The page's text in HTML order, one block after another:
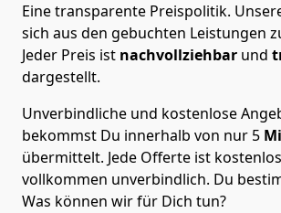
Eine transparente Preispolitik.
sich aus den gebuchten Leistungen
Jeder Preis ist nachvollziehbar und
dargestellt.
Unverbindliche und kostenlose
bekommst Du innerhalb von nur 5
übermittelt. Jede Offerte ist
vollkommen unverbindlich. Du
Was können wir für Dich tun?